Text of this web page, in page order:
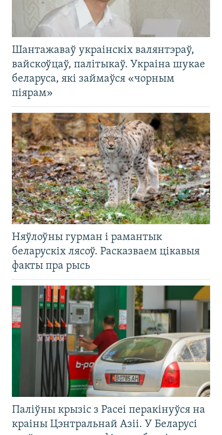
Шантажаваў украінскіх валянтэраў,
вайскоўцаў, палітыкаў. Украіна шукае
беларуса, які займаўся «чорным
піярам»
Няўлоўны гурман і рамантык
беларускіх лясоў. Расказваем цікавыя
факты пра рысь
Паліўны крызіс з Расеі перакінуўся на
краіны Цэнтральнай Азіі. У Беларусі